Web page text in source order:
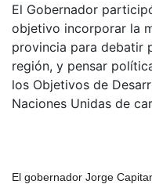
El Gobernador
objetivo incorporar la
provincia para debatir
región, y pensar
los Objetivos de
Naciones Unidas de
El gobernador Jorge